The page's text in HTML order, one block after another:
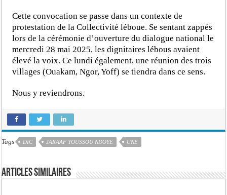
Cette convocation se passe dans un contexte de
protestation de la Collectivité léboue. Se sentant zappés
lors de la cérémonie d’ouverture du dialogue national le
mercredi 28 mai 2025, les dignitaires lébous avaient
élevé la voix. Ce lundi également, une réunion des trois
villages (Ouakam, Ngor, Yoff) se tiendra dans ce sens.
Nous y reviendrons.
Tags DIC JARAAF YOUSSOU NDOYE UNE
Articles similaires